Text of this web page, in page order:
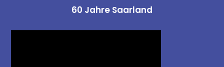
60 Jahre Saarland